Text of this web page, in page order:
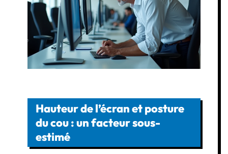
Hauteur de l’écran et posture
du cou : un facteur sous-
estimé